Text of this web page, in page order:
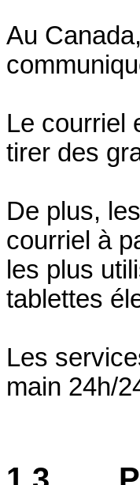
Au
Le courriel
tirer des
De plus,
courriel à
les plus
tablettes
Les
main 24h/